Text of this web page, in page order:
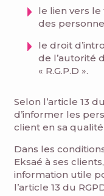
le lien vers
des
le droit
de l’autorité
« R.G.P.D ».
Selon l’article 13
d’informer les
client en sa
Dans les
Eksaé à ses
information utile
l’article 13 du